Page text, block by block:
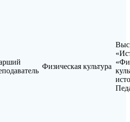
Физическая культура